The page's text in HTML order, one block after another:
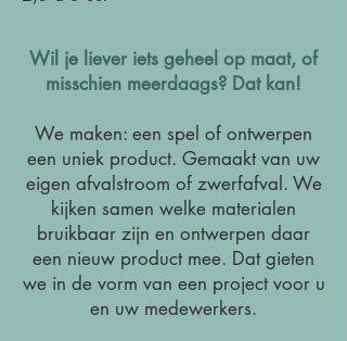
Wil je liever iets geheel op maat, of
misschien meerdaags? Dat kan!
We maken: een spel of ontwerpen
een uniek product. Gemaakt van uw
eigen afvalstroom of zwerfafval. We
kijken samen welke materialen
bruikbaar zijn en ontwerpen daar
een nieuw product mee. Dat gieten
we in de vorm van een project voor u
en uw medewerkers.